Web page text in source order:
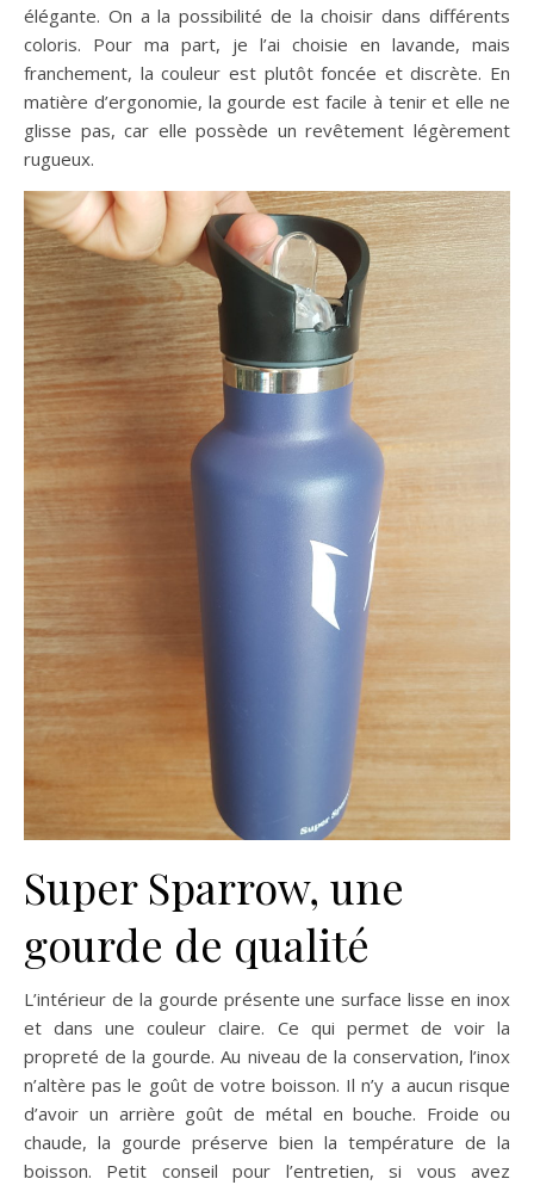
élégante. On a la possibilité de la choisir dans différents
coloris. Pour ma part, je l’ai choisie en lavande, mais
franchement, la couleur est plutôt foncée et discrète. En
matière d’ergonomie, la gourde est facile à tenir et elle ne
glisse pas, car elle possède un revêtement légèrement
rugueux.
Super Sparrow, une
gourde de qualité
L’intérieur de la gourde présente une surface lisse en inox
et dans une couleur claire. Ce qui permet de voir la
propreté de la gourde. Au niveau de la conservation, l’inox
n’altère pas le goût de votre boisson. Il n’y a aucun risque
d’avoir un arrière goût de métal en bouche. Froide ou
chaude, la gourde préserve bien la température de la
boisson. Petit conseil pour l’entretien, si vous avez